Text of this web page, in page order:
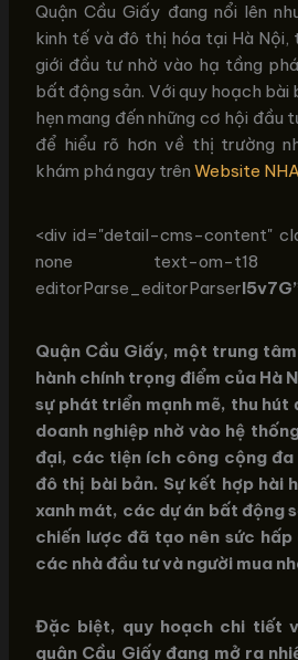
Quận Cầu Giấy đang nổi lên
kinh tế và đô thị hóa tại Hà Nội,
giới đầu tư nhờ vào hạ tầng
bất động sản. Với quy hoạch bài
hẹn mang đến những cơ hội đầu
để hiểu rõ hơn về thị trường
khám phá ngay trênWebsite
<div id="detail-cms-content"
none text-om-t18
editorParse_editorParser
Quận Cầu Giấy, một trung
hành chính trọng điểm của Hà
sự phát triển mạnh mẽ, thu hút
doanh nghiệp nhờ vào hệ
đại, các tiện ích công cộng đa
đô thị bài bản. Sự kết hợp hài
xanh mát, các dự án bất động
chiến lược đã tạo nên sức
các nhà đầu tư và người mua
Đặc biệt, quy hoạch chi tiết
quận Cầu Giấy đang mở ra